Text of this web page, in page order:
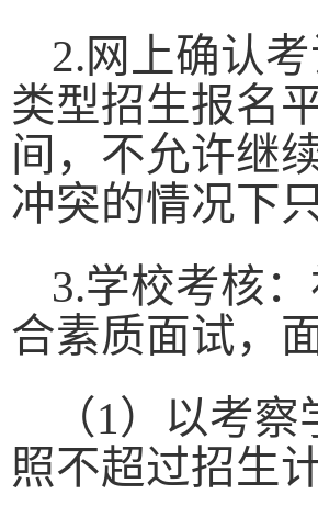
2.网上确认
类型招生报名
间，不允许继
冲突的情况下
3.学校考核
合素质面试，
（1）以考察
照不超过招生